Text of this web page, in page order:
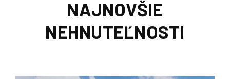
NAJNOVŠIE
NEHNUTEĽNOSTI